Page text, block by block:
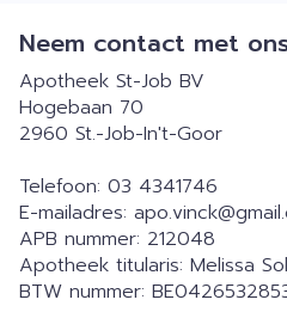
Neem contact met
Apotheek St-Job BV
Hogebaan 70
2960 St.-Job-In't-Goor
Telefoon: 03 4341746
E-mailadres: apo.vinck@
APB nummer: 212048
Apotheek titularis: Melissa Sol
BTW nummer: